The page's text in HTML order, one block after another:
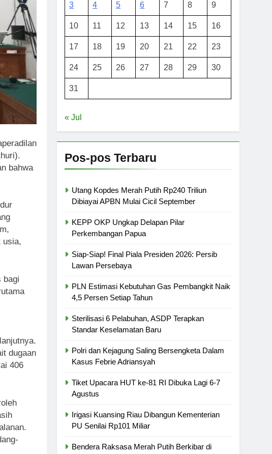
bahwa
usia,
bagi
dugaan
406
3 4 5 6 7 8 9
10 11 12 13 14 15 16
17 18 19 20 21 22 23
24 25 26 27 28 29 30
31
« Jul
Pos-pos Terbaru
Utang Kopdes Merah Putih Rp240 Triliun
Dibiayai APBN Mulai Cicil September
KEPP OKP Ungkap Delapan Pilar
Perkembangan Papua
Siap-Siap! Final Piala Presiden 2026: Persib
Lawan Persebaya
PLN Estimasi Kebutuhan Gas Pembangkit Naik
4,5 Persen Setiap Tahun
Sterilisasi 6 Pelabuhan, ASDP Terapkan
Standar Keselamatan Baru
Polri dan Kejagung Saling Bersengketa Dalam
Kasus Febrie Adriansyah
Tiket Upacara HUT ke-81 RI Dibuka Lagi 6-7
Agustus
Irigasi Kuansing Riau Dibangun Kementerian
PU Senilai Rp101 Miliar
Bendera Raksasa Merah Putih Berkibar di